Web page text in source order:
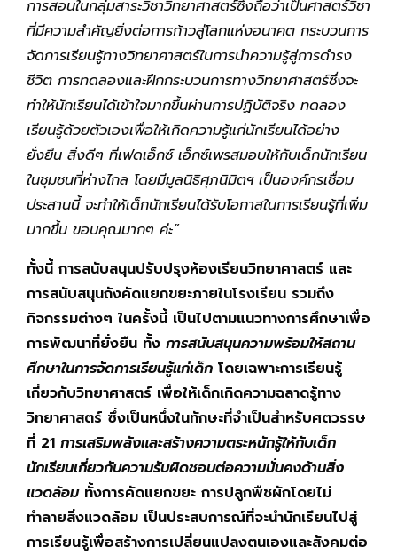
การสอนในกลุ่มสาระวิชาวิทยาศาสตร์ซึ่งถือว่าเป็นศาสตร์วิชา
ที่มีความสําคัญยิ่งต่อการก้าวสู่โลกแห่งอนาคต กระบวนการ
จัดการเรียนรู้ทางวิทยาศาสตร์ในการนําความรู้สู่การดํารง
ชีวิต การทดลองและฝึกกระบวนการทางวิทยาศาสตร์ซึ่งจะ
ทำให้นักเรียนได้เข้าใจมากขึ้นผ่านการปฏิบัติจริง ทดลอง
เรียนรู้ด้วยตัวเองเพื่อให้เกิดความรู้แก่นักเรียนได้อย่าง
ยั่งยืน สิ่งดีๆ ที่เฟดเอ็กซ์ เอ็กซ์เพรสมอบให้กับเด็กนักเรียน
ในชุมชนที่ห่างไกล โดยมีมูลนิธิศุภนิมิตฯ เป็นองค์กรเชื่อม
ประสานนี้ จะทำให้เด็กนักเรียนได้รับโอกาสในการเรียนรู้ที่เพิ่ม
มากขึ้น ขอบคุณมากๆ ค่ะ”
ทั้งนี้ การสนับสนุนปรับปรุงห้องเรียนวิทยาศาสตร์ และ
การสนับสนุนถังคัดแยกขยะภายในโรงเรียน รวมถึง
กิจกรรมต่างๆ ในครั้งนี้ เป็นไปตามแนวทางการศึกษาเพื่อ
การพัฒนาที่ยั่งยืน ทั้ง การสนับสนุนความพร้อมให้สถาน
ศึกษาในการจัดการเรียนรู้แก่เด็ก โดยเฉพาะการเรียนรู้
เกี่ยวกับวิทยาศาสตร์ เพื่อให้เด็กเกิดความฉลาดรู้ทาง
วิทยาศาสตร์ ซึ่งเป็นหนึ่งในทักษะที่จำเป็นสำหรับศตวรรษ
ที่ 21 การเสริมพลังและสร้างความตระหนักรู้ให้กับเด็ก
นักเรียนเกี่ยวกับความรับผิดชอบต่อความมั่นคงด้านสิ่ง
แวดล้อม ทั้งการคัดแยกขยะ การปลูกพืชผักโดยไม่
ทำลายสิ่งแวดล้อม เป็นประสบการณ์ที่จะนำนักเรียนไปสู่
การเรียนรู้เพื่อสร้างการเปลี่ยนแปลงตนเองและสังคมต่อ